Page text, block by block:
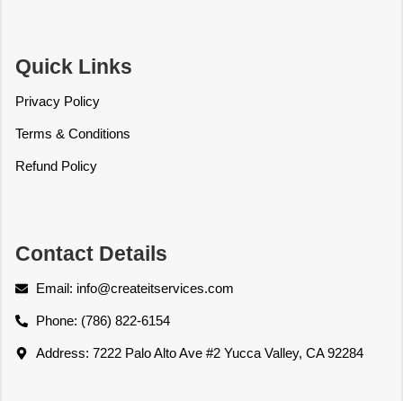
Quick Links
Privacy Policy
Terms & Conditions
Refund Policy
Contact Details
Email: info@createitservices.com
Phone: (786) 822-6154
Address: 7222 Palo Alto Ave #2 Yucca Valley, CA 92284